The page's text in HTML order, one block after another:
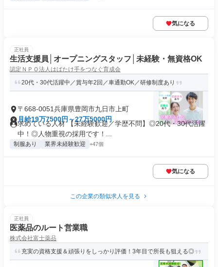
気になる
正社員
生活支援員│オープニングスタッフ│未経験・無資格OK
認定ＮＰＯ法人はばたけ手をつなぐ育成会
20代・30代活躍中／賞与年2回／車通勤OK／研修制度あり
〒668-0051兵庫県豊岡市九日市上町
月給19万7500円～27万5000円
求めている人材 【未経験歓迎／学歴不問】◎20代・30代活躍
中！◎人物重視の採用です！...
制服あり 業界未経験歓迎 +47個
気になる
この企業の類似求人を見る
正社員
医薬品のルート営業職
株式会社富士薬品
充実の資格支援＆頑張りをしっかり評価！3年目で所長も狙える◎